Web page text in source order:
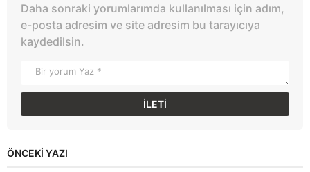
Daha sonraki yorumlarımda kullanılması için adım,
e-posta adresim ve site adresim bu tarayıcıya
kaydedilsin.
ÖNCEKI YAZI